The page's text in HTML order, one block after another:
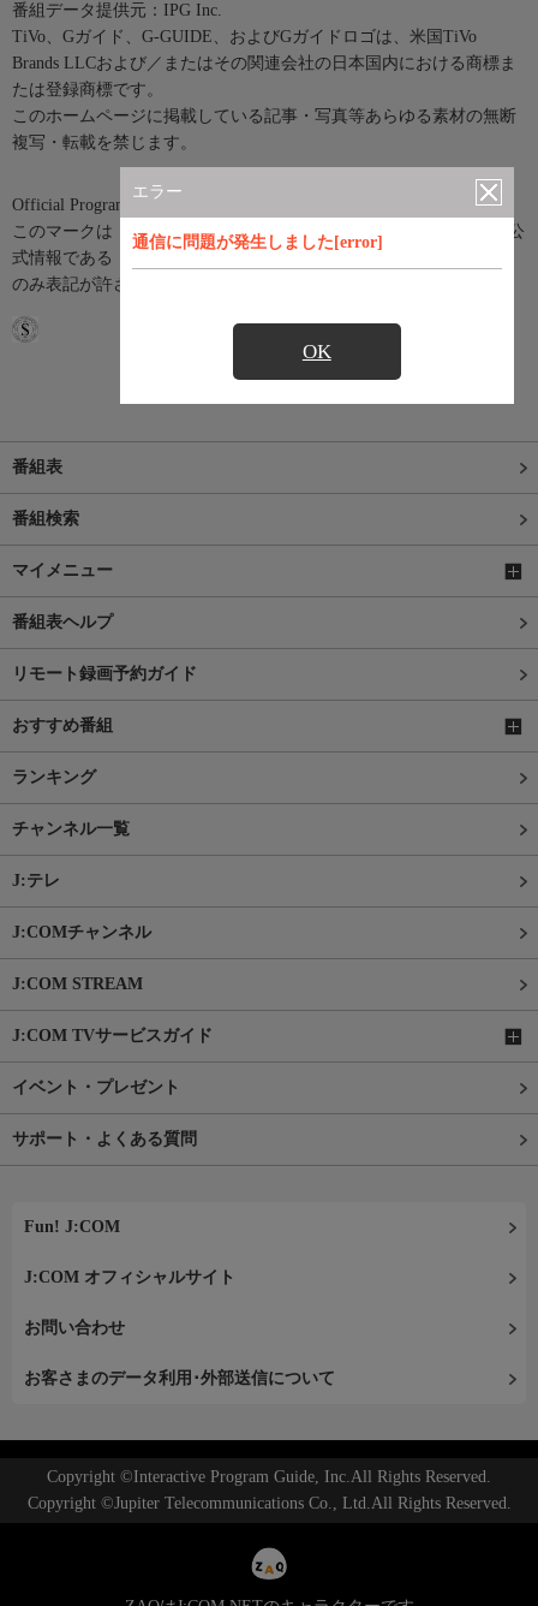
エラー
通信に問題が発生しました[error]
OK
番組データ提供元：IPG Inc.
TiVo、Gガイド、G-GUIDE、およびGガイドロゴは、米国TiVo
Brands LLCおよび／またはその関連会社の日本国内における商標ま
たは登録商標です。
このホームページに掲載している記事・写真等あらゆる素材の無断
複写・転載を禁じます。
Official Program Data Mark（公式番組情報マーク）
このマークは「Official Program Data Mark」といい、テレビ番組の公
式情報である「SI(Service Information)情報」を利用したサービスに
のみ表記が許されているマークです。
番組表
番組検索
マイメニュー
番組表ヘルプ
リモート録画予約ガイド
おすすめ番組
ランキング
チャンネル一覧
J:テレ
J:COMチャンネル
J:COM STREAM
J:COM TVサービスガイド
イベント・プレゼント
サポート・よくある質問
Fun! J:COM
J:COM オフィシャルサイト
お問い合わせ
お客さまのデータ利用･外部送信について
Copyright ©Interactive Program Guide, Inc.All Rights Reserved.
Copyright ©Jupiter Telecommunications Co., Ltd.All Rights Reserved.